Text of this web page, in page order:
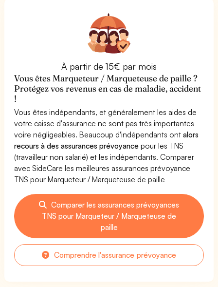
À partir de 15€ par mois
Vous êtes Marqueteur / Marqueteuse de paille ?
Protégez vos revenus en cas de maladie, accident
!
Vous êtes indépendants, et généralement les aides de
votre caisse d'assurance ne sont pas très importantes
voire négligeables. Beaucoup d'indépendants ontalors
recours à des assurances prévoyance pour les TNS
(travailleur non salarié) et les indépendants. Comparer
avec SideCare les meilleures assurances prévoyance
TNS pour Marqueteur / Marqueteuse de paille
Comparer les assurances prévoyances
TNS pour Marqueteur / Marqueteuse de
paille
Comprendre l'assurance prévoyance